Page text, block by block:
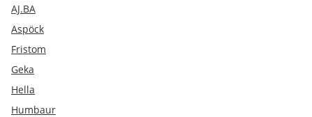
AJ.BA
Aspöck
Fristom
Geka
Hella
Humbaur